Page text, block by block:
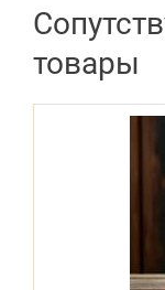
товары